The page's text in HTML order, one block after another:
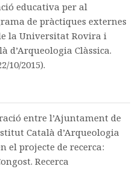
educativa per al
de pràctiques externes
la Universitat Rovira i
d’Arqueologia Clàssica.
10/2015).
entre l’Ajuntament de
Català d’Arqueologia
el projecte de recerca:
Recerca